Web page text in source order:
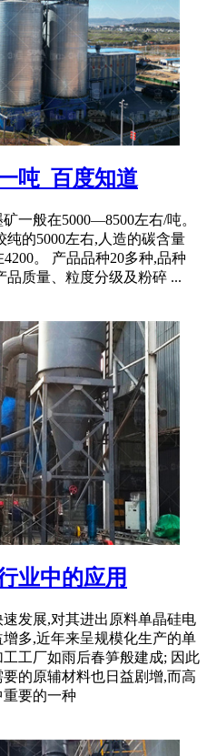
吨_百度知道
一般在5000—8500左右/吨。
的5000左右,人造的碳含量
。 产品品种20多种,品种
品质量、粒度分级及粉碎 ...
业中的应用
发展,对其进出原料单晶硅电
多,近年来呈规模化生产的单
工厂如雨后春笋般建成; 因此
的原辅材料也日益剧增,而高
要的一种